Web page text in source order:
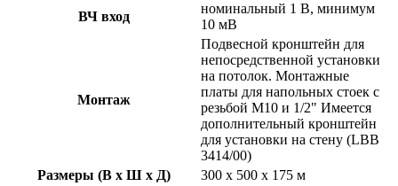
ВЧ вход
номинальный 1 В, минимум
10 мВ
Монтаж
Подвесной кронштейн для
непосредственной установки
на потолок. Монтажные
платы для напольных стоек с
резьбой M10 и 1/2" Имеется
дополнительный кронштейн
для установки на стену (LBB
3414/00)
Размеры (В x Ш x Д)
300 x 500 x 175 м